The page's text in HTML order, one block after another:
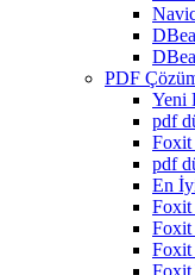
PDF
Yeni
pdf
Foxit
pdf
En
Foxit
Foxit
Foxit
Foxit